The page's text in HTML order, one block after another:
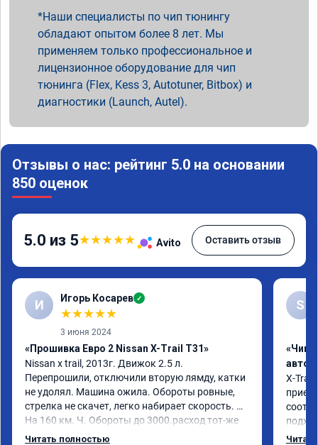
Наши специалисты по чип тюнингу
обладают опытом более 8 лет. Мы
применяем только профессиональное и
лицензионное оборудование для чип
тюнинга (Flex, Kess 3, Autotuner, Bitbox) и
диагностики (Launch, Autel).
Отзывы о нас: рейтинг 5.0 на основании
850 оценок
5.0 из 5★★★★★ Avito Оставить отзыв
И Игорь Косарев ✓
★★★★★
3 июня 2024
«Прошивка Евро 2 Nissan X-Trail T31»
Nissan x trаil, 2013г. Движок 2.5 л.
Перепрошили, отключили вторую лямду, катки
не удолял. Машина ожила. Обороты ровные,
стрелка не скачет, легко набирает скорость.
На 160 км. Ч. Обороты до 3000.расход тот-же
без изменения 12л. Услугой доволен.
Читать полностью
S
«Чип
X-Trail